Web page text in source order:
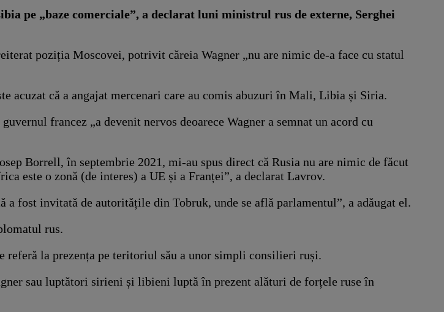
pe „baze comerciale”, a declarat luni ministrul rus de externe, Serghei
poziția Moscovei, potrivit căreia Wagner „nu are nimic de-a face cu statul
acuzat că a angajat mercenari care au comis abuzuri în Mali, Libia și Siria.
francez „a devenit nervos deoarece Wagner a semnat un acord cu
Borrell, în septembrie 2021, mi-au spus direct că Rusia nu are nimic de făcut
este o zonă (de interes) a UE și a Franței”, a declarat Lavrov.
fost invitată de autoritățile din Tobruk, unde se află parlamentul”, a adăugat el.
rus.
la prezența pe teritoriul său a unor simpli consilieri ruși.
sau luptători sirieni și libieni luptă în prezent alături de forțele ruse în